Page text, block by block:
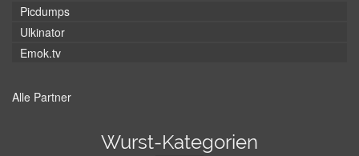
Picdumps
Ulkinator
Emok.tv
Alle Partner
Wurst-Kategorien